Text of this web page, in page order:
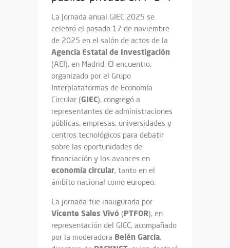
La Jornada anual GIEC 2025 se
celebró el pasado 17 de noviembre
de 2025 en el salón de actos de la
Agencia Estatal de Investigación
(AEI), en Madrid. El encuentro,
organizado por el Grupo
Interplataformas de Economía
Circular (GIEC), congregó a
representantes de administraciones
públicas, empresas, universidades y
centros tecnológicos para debatir
sobre las oportunidades de
financiación y los avances en
economía circular, tanto en el
ámbito nacional como europeo.
La jornada fue inaugurada por
Vicente Sales Vivó (PTFOR), en
representación del GIEC, acompañado
por la moderadora Belén García,